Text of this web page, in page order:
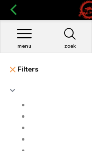
zoek
menu
Filters